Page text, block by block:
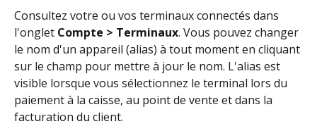
Consultez votre ou vos terminaux connectés dans
l'onglet Compte > Terminaux. Vous pouvez changer
le nom d'un appareil (alias) à tout moment en cliquant
sur le champ pour mettre à jour le nom. L'alias est
visible lorsque vous sélectionnez le terminal lors du
paiement à la caisse, au point de vente et dans la
facturation du client.